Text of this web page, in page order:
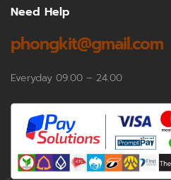
Need Help
phongkit@gmail.com
Everyday 09.00 – 24.00